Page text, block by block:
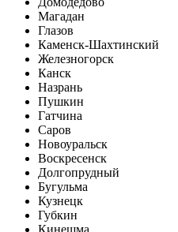
Магадан
Глазов
Каменск-Шахтинский
Железногорск
Канск
Назрань
Пушкин
Гатчина
Саров
Новоуральск
Воскресенск
Долгопрудный
Бугульма
Кузнецк
Губкин